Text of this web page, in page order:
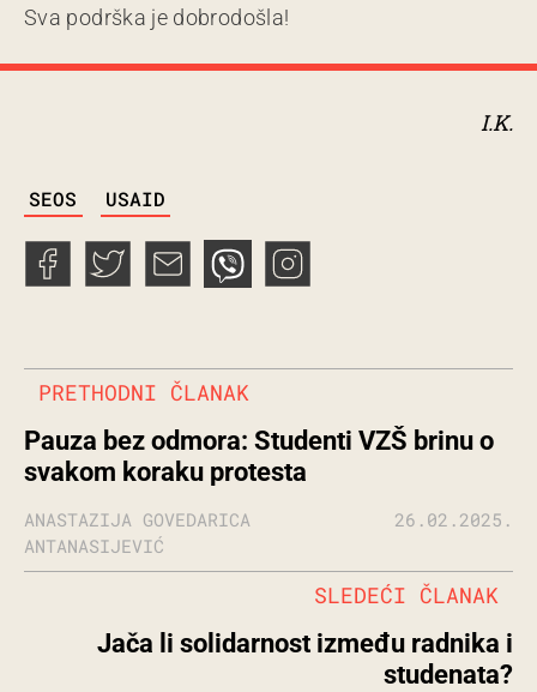
Sva podrška je dobrodošla!
I.K.
SEOS USAID
PRETHODNI ČLANAK
Pauza bez odmora: Studenti VZŠ brinu o
svakom koraku protesta
ANASTAZIJA GOVEDARICA
ANTANASIJEVIĆ
26.02.2025.
Jača li solidarnost između radnika i
studenata?
SLEDEĆI ČLANAK